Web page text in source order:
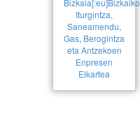
Bizkaia[:eu]Bizkaiko
Iturgintza,
Saneamendu,
Gas, Berogintza
eta Antzekoen
Enpresen
Elkartea